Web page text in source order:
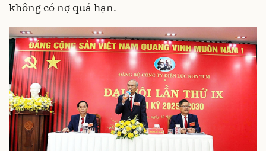
không có nợ quá hạn.